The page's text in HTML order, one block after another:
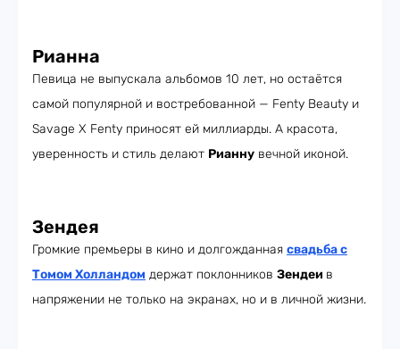
Рианна
Певица не выпускала альбомов 10 лет, но остаётся
самой популярной и востребованной — Fenty Beauty и
Savage X Fenty приносят ей миллиарды. А красота,
уверенность и стиль делают Рианну вечной иконой.
Зендея
Громкие премьеры в кино и долгожданная свадьба с
Томом Холландом держат поклонников Зендеи в
напряжении не только на экранах, но и в личной жизни.